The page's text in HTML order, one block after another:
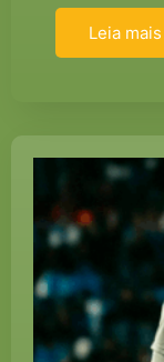
Leia mais